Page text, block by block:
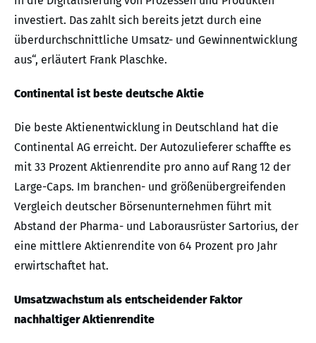
investiert. Das zahlt sich bereits jetzt durch eine
überdurchschnittliche Umsatz- und Gewinnentwicklung
aus“, erläutert Frank Plaschke.
Continental ist beste deutsche Aktie
Die beste Aktienentwicklung in Deutschland hat die
Continental AG erreicht. Der Autozulieferer schaffte es
mit 33 Prozent Aktienrendite pro anno auf Rang 12 der
Large-Caps. Im branchen- und größenübergreifenden
Vergleich deutscher Börsenunternehmen führt mit
Abstand der Pharma- und Laborausrüster Sartorius, der
eine mittlere Aktienrendite von 64 Prozent pro Jahr
erwirtschaftet hat.
Umsatzwachstum als entscheidender Faktor
nachhaltiger Aktienrendite